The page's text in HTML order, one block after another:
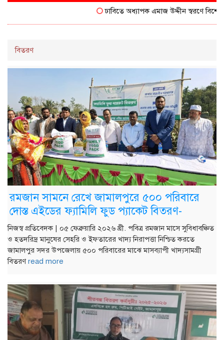
ঢাবিতে অধ্যাপক এমাজ উদ্দীন স্বরণে বিশেষ
বিতরণ
রমজান সামনে রেখে জামালপুরে ৫০০ পরিবারে
দোস্ত এইডের ফ্যামিলি ফুড প্যাকেট বিতরণ-
নিজস্ব প্রতিবেদক | ০৫ ফেব্রুয়ারি ২০২৬ খ্রী. পবিত্র রমজান মাসে সুবিধাবঞ্চিত
ও হতদরিদ্র মানুষের সেহরি ও ইফতারের খাদ্য নিরাপত্তা নিশ্চিত করতে
জামালপুর সদর উপজেলায় ৫০০ পরিবারের মাঝে মাসব্যাপী খাদ্যসামগ্রী
বিতরণread more